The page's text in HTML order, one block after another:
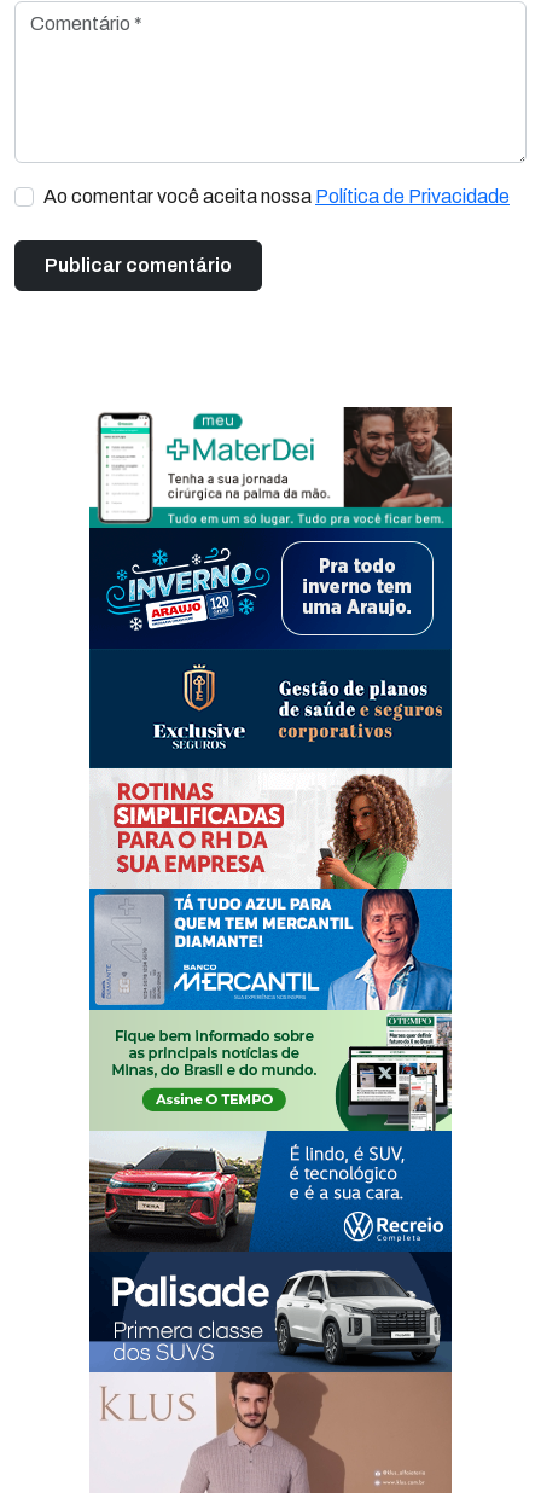
Comentário *
Ao comentar você aceita nossa Política de Privacidade